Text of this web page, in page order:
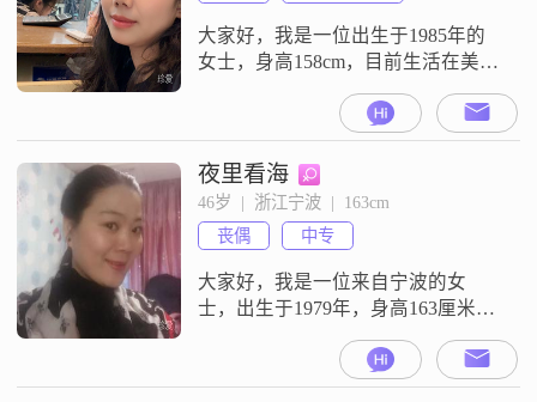
大家好，我是一位出生于1985年的
女士，身高158cm，目前生活在美丽
司工作，每个月的收入大概在8001
到12000元之间##3002##虽然我的学
历是高中及以下，但我一直保持着
学习的热情，不断提升自己
##3002##性格方面，我自认为是一
个温柔体贴的人，总是愿意去理解
和关心他人#
夜里看海
46岁  |  浙江宁波  |  163cm
丧偶
中专
大家好，我是一位来自宁波的女
士，出生于1979年，身高163厘米
作，月收入在5001到8000元之间
##3002##虽然我的学历是中专，但